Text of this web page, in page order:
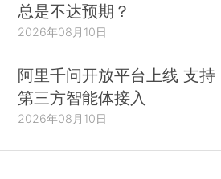
总是不达预期？
2026年08月10日
阿里千问开放平台上线 支持
第三方智能体接入
2026年08月10日